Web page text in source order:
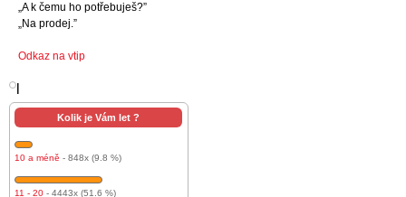
„A k čemu ho potřebuješ?”
„Na prodej.”
Odkaz na vtip
Kolik je Vám let ?
10 a méně - 848x (9.8 %)
11 - 20 - 4443x (51.6 %)